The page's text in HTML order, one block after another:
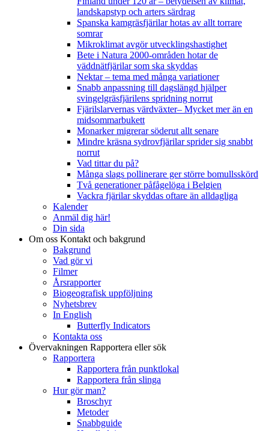
landskapstyp och arters särdrag
Spanska kamgräsfjärilar hotas av allt torrare
somrar
Mikroklimat avgör utvecklingshastighet
Bete i Natura 2000-områden hotar de
väddnätfjärilar som ska skyddas
Nektar – tema med många variationer
Snabb anpassning till dagslängd hjälper
svingelgräsfjärilens spridning norrut
Fjärilslarvernas värdväxter– Mycket mer än en
midsommarbukett
Monarker migrerar söderut allt senare
Mindre kräsna sydrovfjärilar sprider sig snabbt
norrut
Vad tittar du på?
Många slags pollinerare ger större bomullsskörd
Två generationer påfågelöga i Belgien
Vackra fjärilar skyddas oftare än alldagliga
Kalender
Anmäl dig här!
Din sida
Om oss Kontakt och bakgrund
Bakgrund
Vad gör vi
Filmer
Årsrapporter
Biogeografisk uppföljning
Nyhetsbrev
In English
Butterfly Indicators
Kontakta oss
Övervakningen Rapportera eller sök
Rapportera
Rapportera från punktlokal
Rapportera från slinga
Hur gör man?
Broschyr
Metoder
Snabbguide